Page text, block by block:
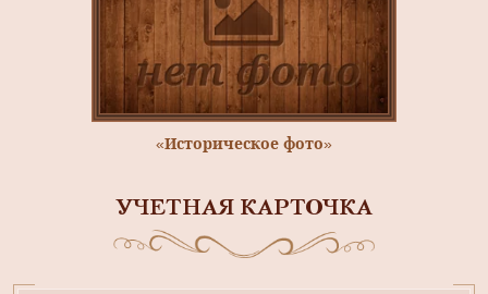
«Историческое фото»
УЧЕТНАЯ КАРТОЧКА